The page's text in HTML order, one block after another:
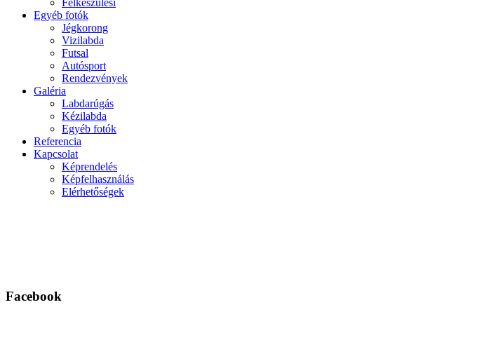
Felkészülési
Egyéb fotók
Jégkorong
Vizilabda
Futsal
Autósport
Rendezvények
Galéria
Labdarúgás
Kézilabda
Egyéb fotók
Referencia
Kapcsolat
Képrendelés
Képfelhasználás
Elérhetőségek
Facebook